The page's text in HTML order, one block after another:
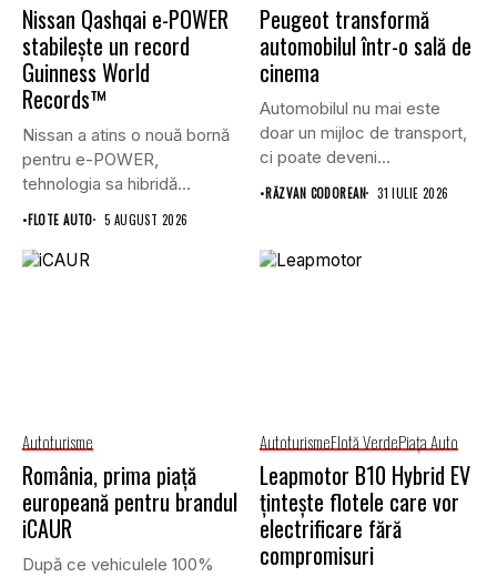
Nissan Qashqai e-POWER
stabilește un record
Guinness World
Records™
Nissan a atins o nouă bornă
pentru e-POWER,
tehnologia sa hibridă
•FLOTE AUTO 5 AUGUST 2026
Peugeot transformă
automobilul într-o sală de
cinema
Automobilul nu mai este
doar un mijloc de transport,
ci poate deveni...
•RĂZVAN CODOREAN 31 IULIE 2026
Autoturisme
România, prima piață
europeană pentru brandul
iCAUR
După ce vehiculele 100%
AutoturismeFlotă VerdePiaţa Auto
Leapmotor B10 Hybrid EV
țintește flotele care vor
electrificare fără
compromisuri